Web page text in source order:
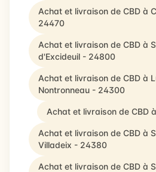
Achat et livraison de CBD à
24470
Achat et livraison de CBD à
d'Excideuil - 24800
Achat et livraison de CBD à
Nontronneau - 24300
Achat et livraison de CBD
Achat et livraison de CBD à
Villadeix - 24380
Achat et livraison de CBD à